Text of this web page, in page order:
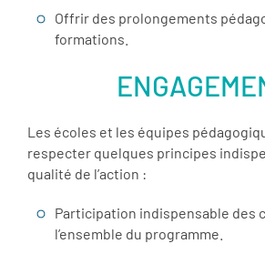
Offrir des prolongements
formations.
Les écoles et les équipes
respecter quelques principes
qualité de l’action :
Participation indispensable des
l’ensemble du programme.